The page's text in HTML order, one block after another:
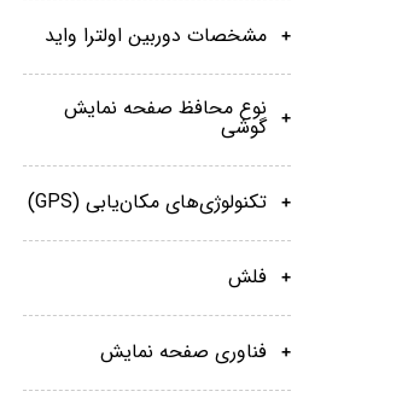
مشخصات دوربین اولترا واید
نوع محافظ صفحه نمایش
گوشی
تکنولوژی‌های مکان‌یابی (GPS)
فلش
فناوری صفحه نمایش